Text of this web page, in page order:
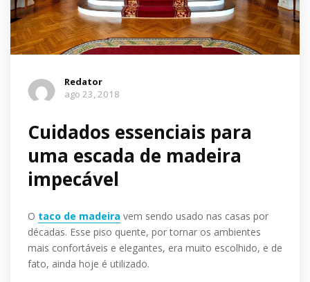
Redator
ago 23, 2018
Cuidados essenciais para
uma escada de madeira
impecável
O taco de madeira vem sendo usado nas casas por
décadas. Esse piso quente, por tornar os ambientes
mais confortáveis e elegantes, era muito escolhido, e de
fato, ainda hoje é utilizado.